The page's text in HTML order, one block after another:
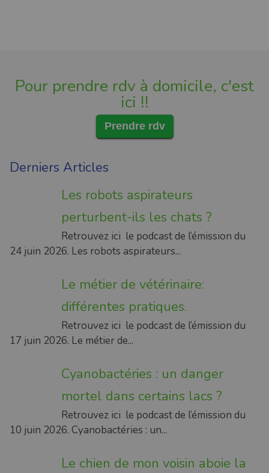
Pour prendre rdv à domicile, c'est
ici !!
Prendre rdv
Derniers Articles
Les robots aspirateurs
perturbent-ils les chats ?
Retrouvez ici le podcast de l’émission du
24 juin 2026. Les robots aspirateurs...
Le métier de vétérinaire:
différentes pratiques.
Retrouvez ici le podcast de l’émission du
17 juin 2026. Le métier de...
Cyanobactéries : un danger
mortel dans certains lacs ?
Retrouvez ici le podcast de l’émission du
10 juin 2026. Cyanobactéries : un...
Le chien de mon voisin aboie la